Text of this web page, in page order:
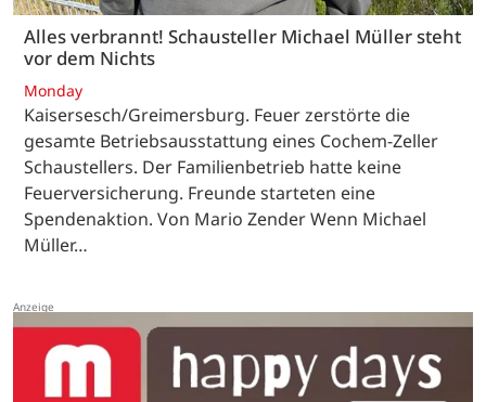
Alles verbrannt! Schausteller Michael Müller steht
vor dem Nichts
Monday
Kaisersesch/Greimersburg. Feuer zerstörte die
gesamte Betriebsausstattung eines Cochem-Zeller
Schaustellers. Der Familienbetrieb hatte keine
Feuerversicherung. Freunde starteten eine
Spendenaktion. Von Mario Zender Wenn Michael
Müller…